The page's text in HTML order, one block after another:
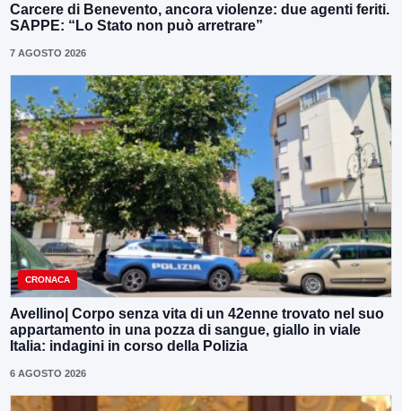
Carcere di Benevento, ancora violenze: due agenti feriti.
SAPPE: “Lo Stato non può arretrare”
7 AGOSTO 2026
CRONACA
Avellino| Corpo senza vita di un 42enne trovato nel suo
appartamento in una pozza di sangue, giallo in viale
Italia: indagini in corso della Polizia
6 AGOSTO 2026